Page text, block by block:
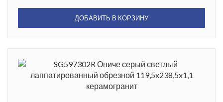
ДОБАВИТЬ В КОРЗИНУ